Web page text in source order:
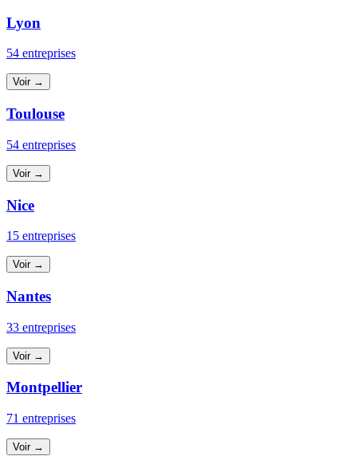
Lyon
54 entreprises
Voir →
Toulouse
54 entreprises
Voir →
Nice
15 entreprises
Voir →
Nantes
33 entreprises
Voir →
Montpellier
71 entreprises
Voir →